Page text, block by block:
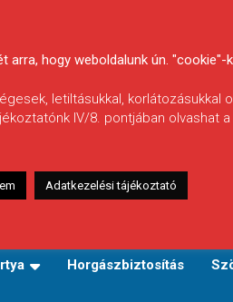
Horgászbiztosítás
hogy weboldalunk ún. "cookie"-
letiltásukkal, korlátozásukkal
IV/8. pontjában olvashat a
Adatkezelési tájékoztató